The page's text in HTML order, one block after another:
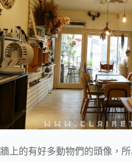
牆上的有好多動物們的頭像，所